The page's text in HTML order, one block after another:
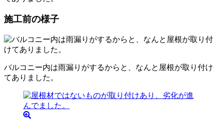
施工前の様子
バルコニー内は雨漏りがするからと、なんと屋根が取り付け
てありました。